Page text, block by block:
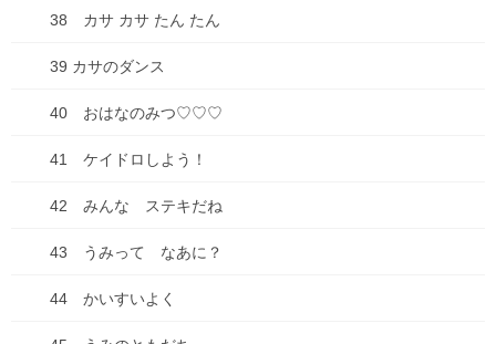
19 どんぐりころころ
20 ともだち ともだち
21 クッキーだいすき
22 ねむいの ねむい…
23 おしらせ
24 とうみんのまえに
38 カサ カサ たん たん
39 カサのダンス
40 おはなのみつ♡♡♡
41 ケイドロしよう！
42 みんな ステキだね
43 うみって なあに？
44 かいすいよく